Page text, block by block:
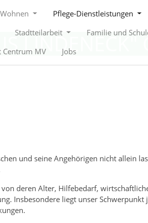
Pflege-Dienstleistungen
Stadtteilarbeit Familie und
Centrum MV Jobs
LINDENECK"
und seine Angehörigen nicht allein
deren Alter, Hilfebedarf,
Insbesondere liegt unser Schwerpunkt